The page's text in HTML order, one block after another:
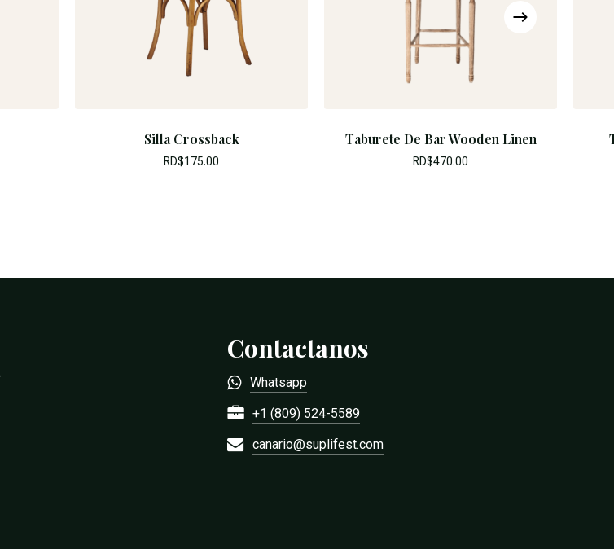
Silla Crossback
RD$175.00
Taburete De Bar Wooden Linen
RD$470.00
Contactanos
Whatsapp
+1 (809) 524-5589
canario@suplifest.com